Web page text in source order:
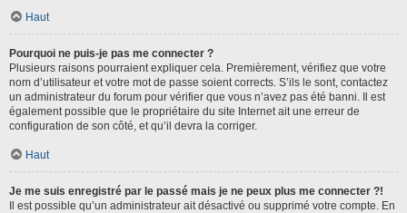
Haut
Pourquoi ne puis-je pas me connecter ?
Plusieurs raisons pourraient expliquer cela. Premièrement, vérifiez que votre
nom d’utilisateur et votre mot de passe soient corrects. S’ils le sont, contactez
un administrateur du forum pour vérifier que vous n’avez pas été banni. Il est
également possible que le propriétaire du site Internet ait une erreur de
configuration de son côté, et qu’il devra la corriger.
Haut
Je me suis enregistré par le passé mais je ne peux plus me connecter ?!
Il est possible qu’un administrateur ait désactivé ou supprimé votre compte. En